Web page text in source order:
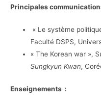
Principales
« Le système
Faculté DSPS,
« The Korean war »,
Sungkyun Kwan,
Enseignements :